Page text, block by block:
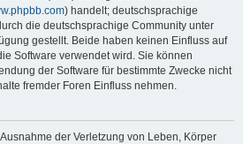
) handelt; deutschsprachige
die deutschsprachige Community unter
gestellt. Beide haben keinen Einfluss auf
Software verwendet wird. Sie können
der Software für bestimmte Zwecke nicht
fremder Foren Einfluss nehmen.
der Verletzung von Leben, Körper